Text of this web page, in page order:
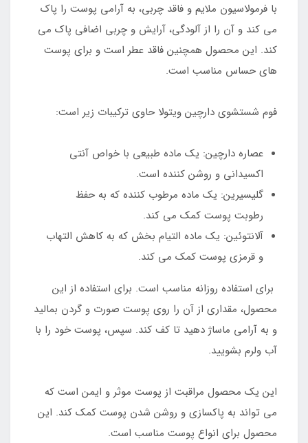
با فرمولاسیون ملایم و فاقد چربی، به آرامی پوست را پاک
می کند و آن را از آلودگی، آرایش و چربی اضافی پاک می
کند. این محصول همچنین فاقد عطر است و برای پوست
های حساس مناسب است.
فوم شستشوی دارچین ویتولا حاوی ترکیبات زیر است:
عصاره دارچین: یک ماده طبیعی با خواص آنتی
اکسیدانی و روشن کننده است.
گلیسیرین: یک ماده مرطوب کننده که به حفظ
رطوبت پوست کمک می کند.
آلانتوئین: یک ماده التیام بخش که به کاهش التهاب
و قرمزی پوست کمک می کند.
برای استفاده روزانه مناسب است. برای استفاده از این
محصول، مقداری از آن را روی پوست صورت و گردن بمالید
و به آرامی ماساژ دهید تا کف کند. سپس، پوست خود را با
آب ولرم بشویید.
این یک محصول مراقبت از پوست موثر و ایمن است که
می تواند به پاکسازی و روشن شدن پوست کمک کند. این
محصول برای انواع پوست مناسب است.